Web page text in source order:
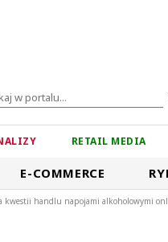
RETAIL MEDIA
E-COMMERCE
handlu napojami alkoholowymi